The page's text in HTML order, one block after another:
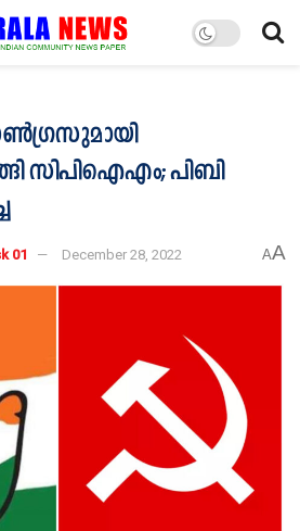
സിപിഐഎം; പിബി
01 December 28, 2022 AA